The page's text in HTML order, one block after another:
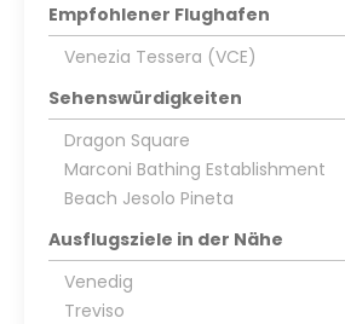
Empfohlener Flughafen
Venezia Tessera (VCE)
Sehenswürdigkeiten
Dragon Square
Marconi Bathing Establishment
Beach Jesolo Pineta
Ausflugsziele in der Nähe
Venedig
Treviso